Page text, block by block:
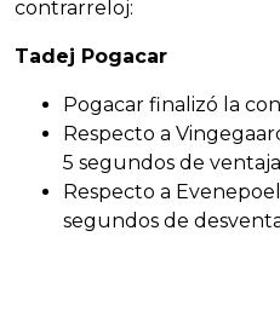
contrarreloj:
Tadej Pogacar
Pogacar finalizó la
Respecto a
5 segundos de
Respecto a
segundos de